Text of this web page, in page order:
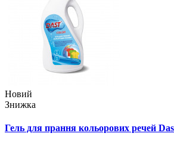
Новий
Знижка
Гель для прання кольорових речей